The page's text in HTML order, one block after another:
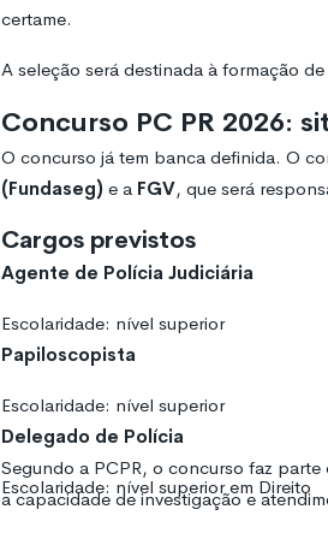
certame.
A seleção será destinada à formação de
Concurso PC PR 2026:
O concurso já tem banca definida. O
(Fundaseg) e a FGV, que será
Cargos previstos
Agente de Polícia Judiciária
Escolaridade: nível superior
Papiloscopista
Escolaridade: nível superior
Delegado de Polícia
Escolaridade: nível superior em Direito
Segundo a PCPR, o concurso faz
a capacidade de investigação e